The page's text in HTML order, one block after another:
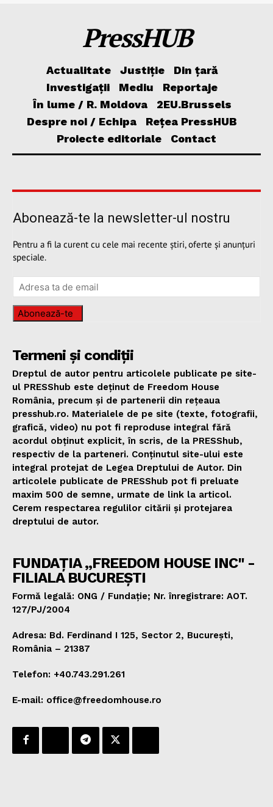
PressHUB
Actualitate Justiție
Din țară
Investigații
Mediu
Reportaje
În lume / R. Moldova
2EU.Brussels
Despre noi / Echipa
Rețea PressHUB
Proiecte editoriale
Contact
Abonează-te la newsletter-ul nostru
Pentru a fi la curent cu cele mai recente știri, oferte și anunțuri
speciale.
Abonează-te
Termeni și condiții
Dreptul de autor pentru articolele publicate pe site-
ul PRESShub este deținut de Freedom House
România, precum și de partenerii din rețeaua
presshub.ro. Materialele de pe site (texte, fotografii,
grafică, video) nu pot fi reproduse integral fără
acordul obținut explicit, în scris, de la PRESShub,
respectiv de la parteneri. Conținutul site-ului este
integral protejat de Legea Dreptului de Autor. Din
articolele publicate de PRESShub pot fi preluate
maxim 500 de semne, urmate de link la articol.
Cerem respectarea regulilor citării și protejarea
dreptului de autor.
FUNDAȚIA „FREEDOM HOUSE INC" -
FILIALA BUCUREȘTI
Formă legală: ONG / Fundație; Nr. înregistrare: AOT.
127/PJ/2004
Adresa: Bd. Ferdinand I 125, Sector 2, București,
România – 21387
Telefon: +40.743.291.261
E-mail: office@freedomhouse.ro